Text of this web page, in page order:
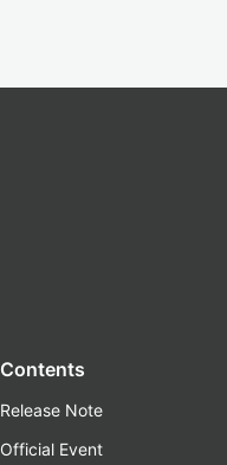
Contents
Release Note
Official Event